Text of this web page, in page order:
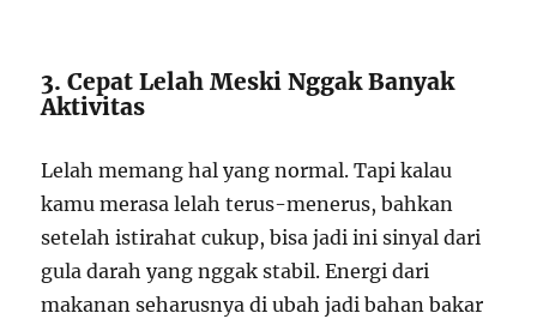
3. Cepat Lelah Meski Nggak Banyak
Aktivitas
Lelah memang hal yang normal. Tapi kalau
kamu merasa lelah terus-menerus, bahkan
setelah istirahat cukup, bisa jadi ini sinyal dari
gula darah yang nggak stabil. Energi dari
makanan seharusnya di ubah jadi bahan bakar